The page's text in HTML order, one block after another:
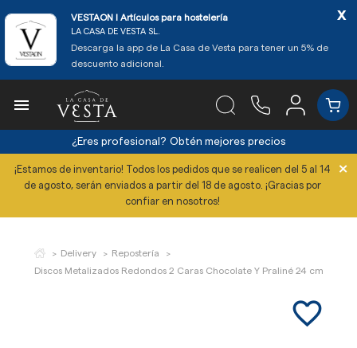
VESTAON l Artículos para hostelería
LA CASA DE VESTA SL.
Descarga la app de La Casa de Vesta para tener un 5% de
descuento adicional.
x

¿Eres profesional? Obtén mejores precios
¡Estamos de inventario! Todos los pedidos que se realicen del 5 al 14
de agosto, serán enviados a partir del 18 de agosto. ¡Gracias por
confiar en nosotros!
×
Delivery
Repostería
Discos Metalizados Redondos 2 Caras Chocolate Y Praliné 24 cm (Pack
favorite_border